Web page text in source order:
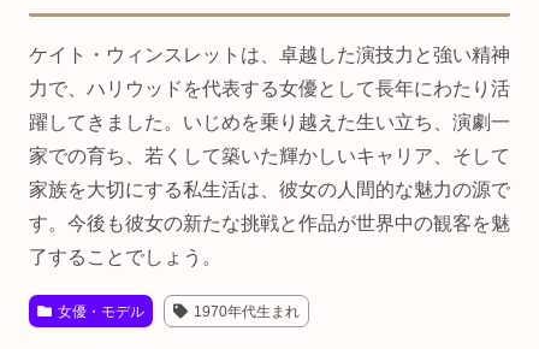
ケイト・ウィンスレットは、卓越した演技力と強い精神
力で、ハリウッドを代表する女優として長年にわたり活
躍してきました。いじめを乗り越えた生い立ち、演劇一
家での育ち、若くして築いた輝かしいキャリア、そして
家族を大切にする私生活は、彼女の人間的な魅力の源で
す。今後も彼女の新たな挑戦と作品が世界中の観客を魅
了することでしょう。
女優・モデル 1970年代生まれ